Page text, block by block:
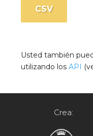
CSV
Usted también
utilizando losAPI
Crea: